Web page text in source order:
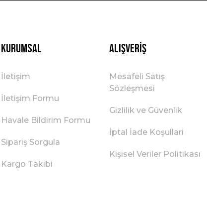
Kurumsal
İletişim
İletişim Formu
Havale Bildirim Formu
Sipariş Sorgula
Kargo Takibi
Alışveriş
Mesafeli Satış
Sözleşmesi
Gizlilik ve Güvenlik
İptal İade Koşullari
Kişisel Veriler Politikası